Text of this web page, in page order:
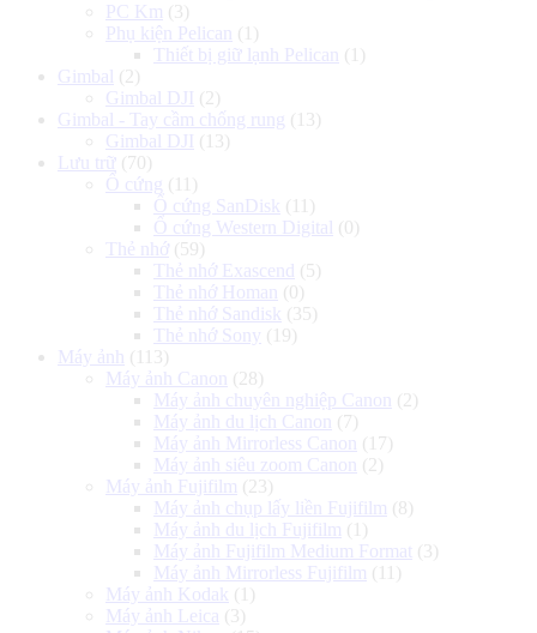
PC Km (3)
Phụ kiện Pelican
(1)
Thiết bị giữ lạnh Pelican
(1)
Gimbal (2)
Gimbal DJI (2)
Gimbal - Tay cầm chống rung (13)
Gimbal DJI (13)
Lưu trữ (70)
Ổ cứng (11)
Ổ cứng SanDisk (11)
Ổ cứng Western Digital (0)
Thẻ nhớ (59)
Thẻ nhớ Exascend
(5)
Thẻ nhớ Homan
(0)
Thẻ nhớ Sandisk (35)
Thẻ nhớ Sony (19)
Máy ảnh
(113)
Máy ảnh Canon
(28)
Máy ảnh chuyên nghiệp Canon
(2)
Máy ảnh du lịch Canon
(7)
Máy ảnh Mirrorless Canon
(17)
Máy ảnh siêu zoom Canon
(2)
Máy ảnh Fujifilm (23)
Máy ảnh chụp lấy liền Fujifilm (8)
Máy ảnh du lịch Fujifilm (1)
Máy ảnh Fujifilm Medium Format (3)
Máy ảnh Mirrorless Fujifilm (11)
Máy ảnh Kodak (1)
Máy ảnh Leica (3)